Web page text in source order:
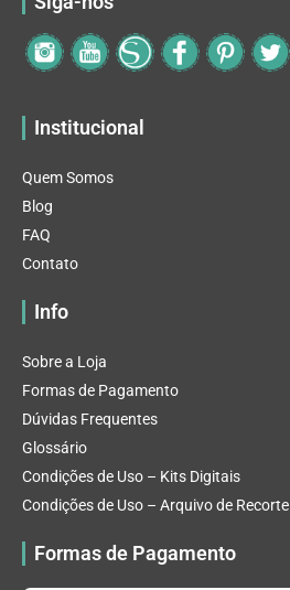
Institucional
Quem Somos
Blog
FAQ
Contato
Info
Sobre a Loja
Formas de Pagamento
Dúvidas Frequentes
Glossário
Condições de Uso – Kits Digitais
Condições de Uso – Arquivo de Recorte
Formas de Pagamento